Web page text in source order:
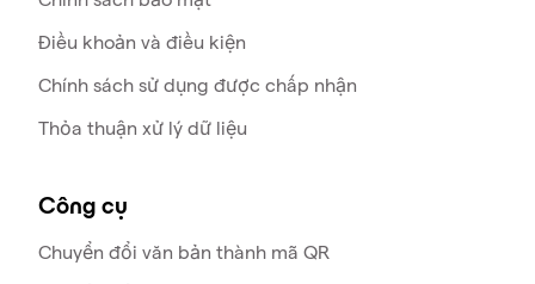
Điều khoản và điều kiện
Chính sách sử dụng được chấp nhận
Thỏa thuận xử lý dữ liệu
Công cụ
Chuyển đổi văn bản thành mã QR